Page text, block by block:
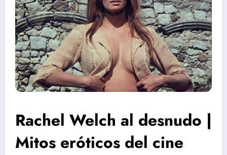
Rachel Welch al desnudo |
Mitos eróticos del cine